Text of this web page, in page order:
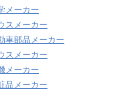
メーカー
スメーカー
車部品メーカー
スメーカー
メーカー
品メーカー